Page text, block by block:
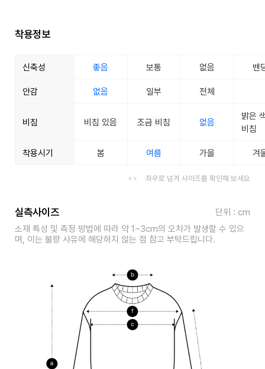
착용정보
신축성 좋음 보통 없음 밴
안감 없음 일부 전체
비침 비침 있음 조금 비침 없음
밝은
비침
착용시기 봄 여름 가을 겨
좌우로 넘겨 사이즈를 확인해 보세요
실측사이즈
단위 : cm
소재 특성 및 측정 방법에 따라 약 1~3cm의 오차가 발생할 수 있으
며, 이는 불량 사유에 해당하지 않는 점 참고 부탁드립니다.